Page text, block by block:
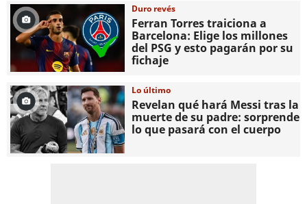
Duro revés
Ferran Torres traiciona a
Barcelona: Elige los millones
del PSG y esto pagarán por su
fichaje
Lo último
Revelan qué hará Messi tras la
muerte de su padre: sorprende
lo que pasará con el cuerpo